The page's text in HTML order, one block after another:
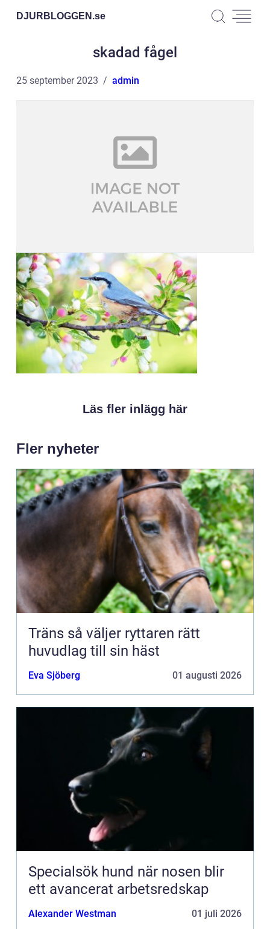
DJURBLOGGEN.se
skadad fågel
25 september 2023 admin
Läs fler inlägg här
Fler nyheter
Träns så väljer ryttaren rätt
huvudlag till sin häst
Eva Sjöberg 01 augusti 2026
Specialsök hund när nosen blir
ett avancerat arbetsredskap
Alexander Westman 01 juli 2026